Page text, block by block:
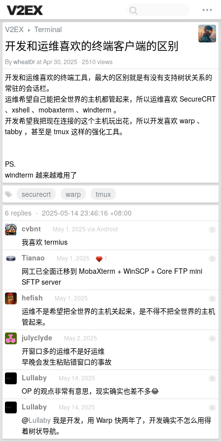
V2EX › Terminal
开发和运维喜欢的终端客户端的区别
Bywheat0rat Apr 30, 2025 · 2510 views
开发和运维喜欢的终端工具，最大的区别就是有没有支持树状关系的
常驻的会话栏。
运维希望自己能把全世界的主机都管起来，所以运维喜欢 SecureCRT
、xshell 、mobaxterm 、windterm 。
开发希望我把现在连接的这个主机玩出花，所以开发喜欢 warp 、
tabby ，甚至是 tmux 这样的强化工具。
PS.
windterm 越来越难用了
securecrt
warp
tmux
6 replies • 2025-05-14 23:46:16 +08:00
1
cvbnt May 1, 2025 via Android
我喜欢 termius
2
Tianao May 1, 2025 1
网工已全面迁移到 MobaXterm + WinSCP + Core FTP mini
SFTP server
3
hefish May 1, 2025
运维不是希望把全世界的主机关起来，是不得不把全世界的主机
管起来。
4
julyclyde May 2, 2025
开窗口多的运维不是好运维
早晚会发生粘贴错窗口的事故
5
Lullaby May 14, 2025
OP 的观点非常有意思，现实确实也差不多😂
6
Lullaby May 14, 2025
@Lullaby 我是开发，用 Warp 快两年了，开发确实不怎么用得
着树状导航。